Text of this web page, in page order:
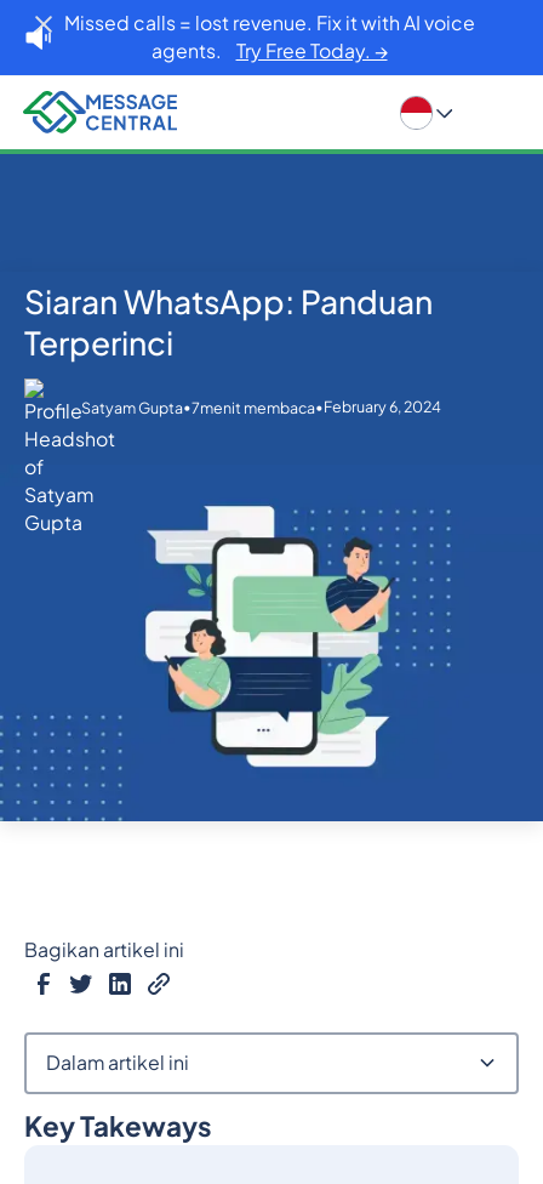
Missed calls = lost revenue. Fix it with AI voice
agents. Try Free Today. →
Rumah Blog
Whatsapp
Siaran WhatsApp: Panduan Terperinci
Siaran WhatsApp: Panduan
Terperinci
Satyam Gupta•7menit membaca•February 6, 2024
Key Takeways
Bagikan artikel ini
Dalam artikel ini
Judul 2